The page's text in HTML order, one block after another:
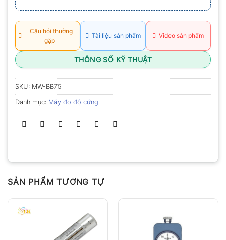
Câu hỏi thường
gặp
Tài liệu sản phẩm Video sản phẩm
THÔNG SỐ KỸ THUẬT
SKU: MW-BB75
Danh mục: Máy đo độ cứng
SẢN PHẨM TƯƠNG TỰ